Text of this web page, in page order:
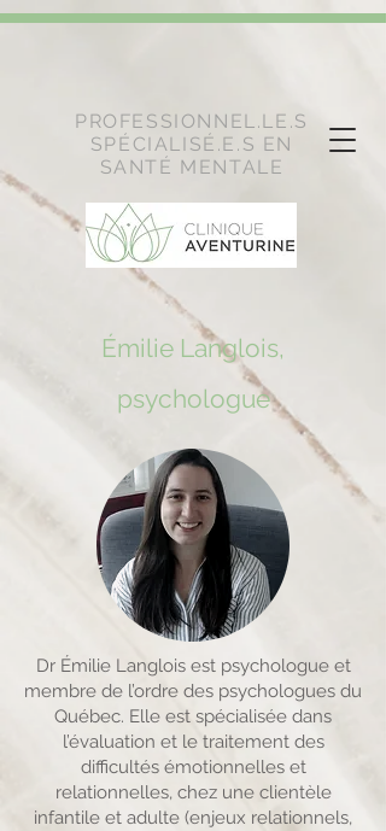
PROFESSIONNEL.LE.S
SPÉCIALISÉ.E.S EN
SANTÉ MENTALE
Émilie Langlois,
psychologue
Dr Émilie Langlois est psychologue et
membre de l’ordre des psychologues du
Québec. Elle est spécialisée dans
l’évaluation et le traitement des
difficultés émotionnelles et
relationnelles, chez une clientèle
infantile et adulte (enjeux relationnels,